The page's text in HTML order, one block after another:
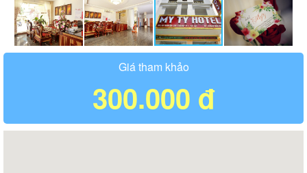
Giá tham khảo
300.000 đ